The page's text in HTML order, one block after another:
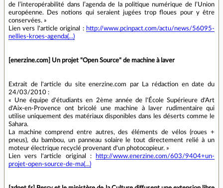
de l’interopérabilité dans l’agenda de la politique numérique de l’Union
européenne. Des notions qui seraient jugées trop floues pour y être
conservées. »
Lien vers l'article original : http://www.pcinpact.com/actu/news/56095-
nellies-kroes-agenda(...)
[enerzine.com] Un projet "Open Source" de machine à laver
Extrait de l'article du site enerzine.com par La rédaction en date du
24/03/2010 :
« Une équipe d'étudiants en 2ème année de l'École Supérieure d'Art
d'Aix-en-Provence ont bricolé une machine à laver rudimentaire qui
utilise uniquement des matériaux disponibles dans les déserts comme le
Sahara.
La machine comprend entre autres, des éléments de vélos (roues +
pneus), du bambou, un panneau solaire le tout directement relié à un
moteur électrique recyclé provenant d'un photocopieur. »
Lien vers l'article original :
http://www.enerzine.com/603/9404+un-
projet-open-source-de-ma(...)